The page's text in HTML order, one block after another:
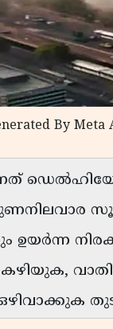
By Meta
ഉയര്‍ന്ന
കഴിയുക,